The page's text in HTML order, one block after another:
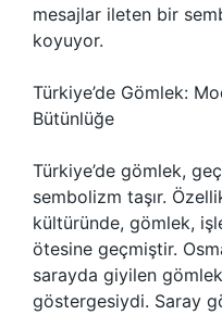
mesajlar ileten bir
koyuyor.
Türkiye’de Gömlek:
Bütünlüğe
Türkiye’de gömlek,
sembolizm taşır.
kültüründe, gömlek,
ötesine geçmiştir.
sarayda giyilen
göstergesiydi. Saray